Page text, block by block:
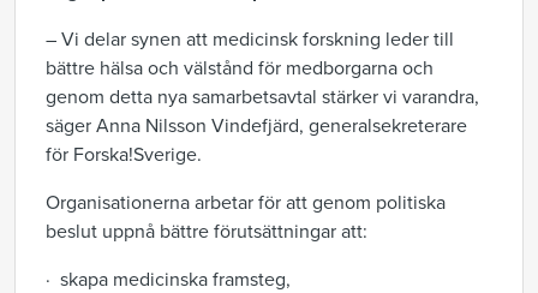
– Vi delar synen att medicinsk forskning leder till
bättre hälsa och välstånd för medborgarna och
genom detta nya samarbetsavtal stärker vi varandra,
säger Anna Nilsson Vindefjärd, generalsekreterare
för Forska!Sverige.
Organisationerna arbetar för att genom politiska
beslut uppnå bättre förutsättningar att:
· skapa medicinska framsteg,